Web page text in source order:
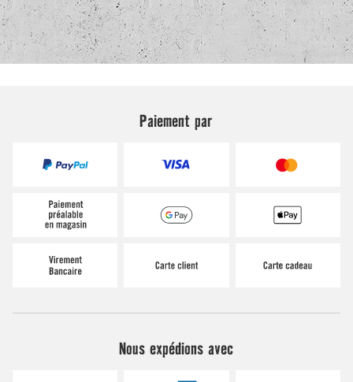
Paiement par